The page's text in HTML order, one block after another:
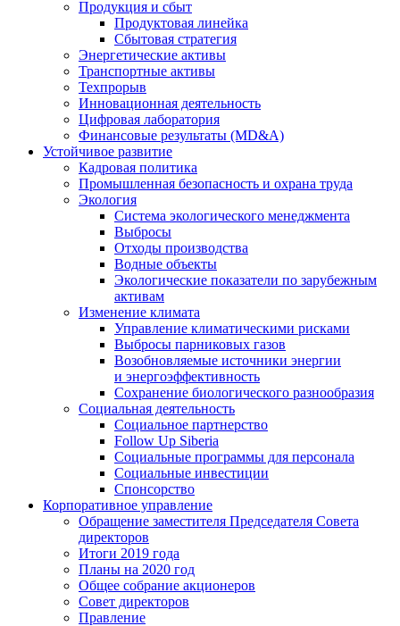
Продукция и сбыт
Продуктовая линейка
Сбытовая стратегия
Энергетические активы
Транспортные активы
Техпрорыв
Инновационная деятельность
Цифровая лаборатория
Финансовые результаты (MD&A)
Устойчивое развитие
Кадровая политика
Промышленная безопасность и охрана труда
Экология
Система экологического менеджмента
Выбросы
Отходы производства
Водные объекты
Экологические показатели по зарубежным
активам
Изменение климата
Управление климатическими рисками
Выбросы парниковых газов
Возобновляемые источники энергии
и энергоэффективность
Сохранение биологического разнообразия
Социальная деятельность
Социальное партнерство
Follow Up Siberia
Социальные программы для персонала
Социальные инвестиции
Спонсорство
Корпоративное управление
Обращение заместителя Председателя Совета
директоров
Итоги 2019 года
Планы на 2020 год
Общее собрание акционеров
Совет директоров
Правление